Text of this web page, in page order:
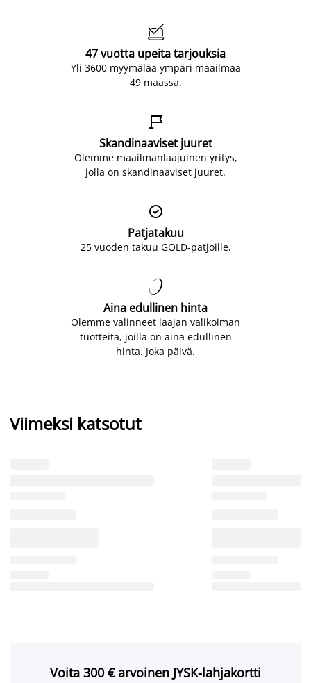

47 vuotta upeita tarjouksia
Yli 3600 myymälää ympäri maailmaa
49 maassa.

Skandinaaviset juuret
Olemme maailmanlaajuinen yritys,
jolla on skandinaaviset juuret.

Patjatakuu
25 vuoden takuu GOLD-patjoille.

Aina edullinen hinta
Olemme valinneet laajan valikoiman
tuotteita, joilla on aina edullinen
hinta. Joka päivä.
Viimeksi katsotut
Voita 300 € arvoinen JYSK-lahjakortti